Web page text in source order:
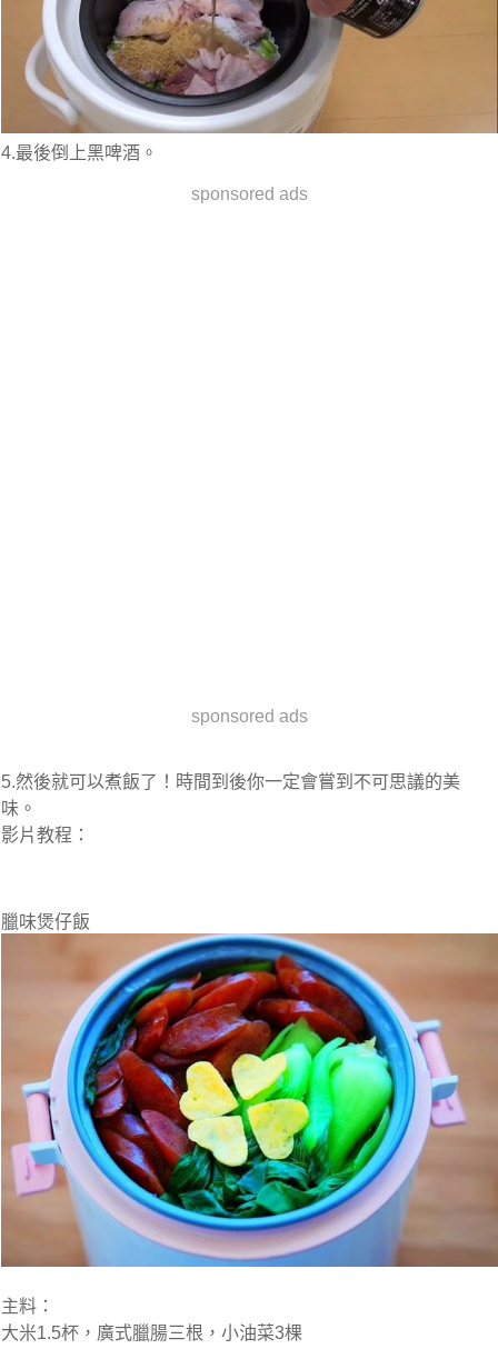
4.最後倒上黑啤酒。
sponsored ads
sponsored ads
5.然後就可以煮飯了！時間到後你一定會嘗到不可思議的美
味。
影片教程：
臘味煲仔飯
主料：
大米1.5杯，廣式臘腸三根，小油菜3棵